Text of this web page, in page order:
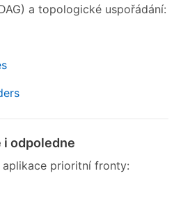
a topologické uspořádání:
i odpoledne
prioritní fronty: